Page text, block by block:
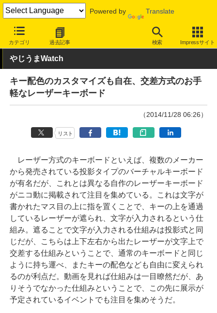
Powered by Translate
カテゴリ 過去記事 検索 Impressサイト
INTERNET Watch トピック
やじうまWatch
キー配色のカスタマイズも自在、交差方式のお手
軽なレーザーキーボード
（2014/11/28 06:26）
リスト
レーザー方式のキーボードといえば、複数のメーカー
から発売されている投影タイプのバーチャルキーボード
が有名だが、これとは異なる自作のレーザーキーボード
がニコ動に掲載されて注目を集めている。これは文字が
書かれたマス目の上に指を置くことで、キーの上を通過
しているレーザーが遮られ、文字が入力されるという仕
組み。遮ることで文字が入力される仕組みは投影式と同
じだが、こちらは上下左右から出たレーザーが文字上で
交差する仕組みということで、通常のキーボードと同じ
ように持ち運べ、またキーの配色なども自由に変えられ
るのが利点だ。動画を見れば仕組みは一目瞭然だが、あ
りそうでなかった仕組みということで、この先に展示が
予定されているイベントでも注目を集めそうだ。